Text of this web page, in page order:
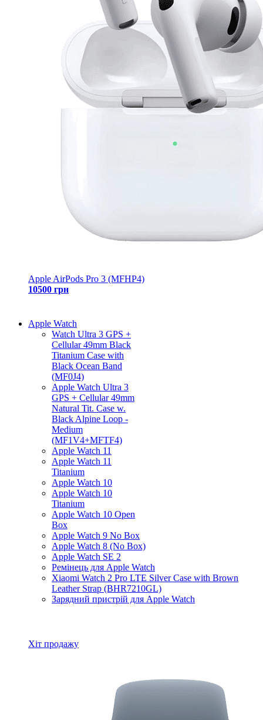
Apple AirPods Pro 3 (MFHP4)
10500 грн
Apple Watch
Watch Ultra 3 GPS +
Cellular 49mm Black
Titanium Case with
Black Ocean Band
(MF0J4)
Apple Watch Ultra 3
GPS + Cellular 49mm
Natural Tit. Case w.
Black Alpine Loop -
Medium
(MF1V4+MFTF4)
Apple Watch 11
Apple Watch 11
Titanium
Apple Watch 10
Apple Watch 10
Titanium
Apple Watch 10 Open
Box
Apple Watch 9 No Box
Apple Watch 8 (No Box)
Apple Watch SE 2
Ремінець для Apple Watch
Xiaomi Watch 2 Pro LTE Silver Case with Brown
Leather Strap (BHR7210GL)
Зарядний пристрій для Apple Watch
Хіт продажу